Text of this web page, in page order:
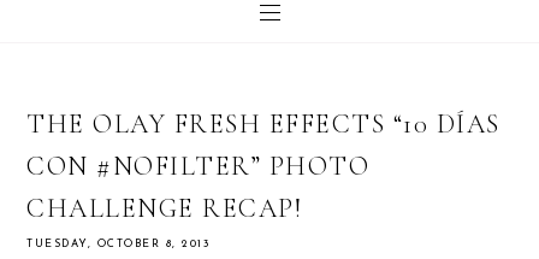
THE OLAY FRESH EFFECTS “10 DÍAS
CON #NOFILTER” PHOTO
CHALLENGE RECAP!
TUESDAY, OCTOBER 8, 2013